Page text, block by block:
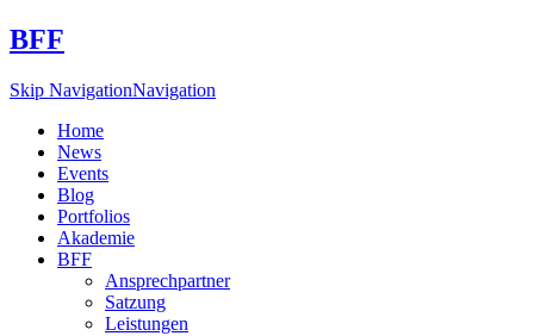
BFF
Skip NavigationNavigation
Home
News
Events
Blog
Portfolios
Akademie
BFF
Ansprechpartner
Satzung
Leistungen